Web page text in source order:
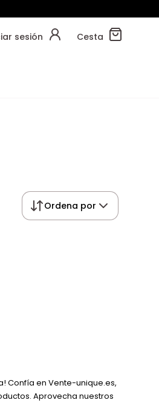
sesión Cesta
Ordena por
Confía en Vente-unique.es,
Aprovecha nuestros